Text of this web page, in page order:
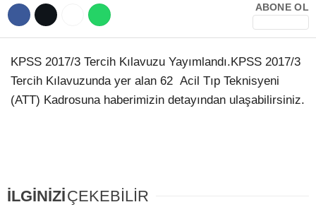
WhatsApp İhbar
Facebook
İLANLAR
ABONE OL
KPSS 2017/3 Tercih Kılavuzu Yayımlandı.KPSS 2017/3
Tercih Kılavuzunda yer alan 62 Acil Tıp Teknisyeni
(ATT) Kadrosuna haberimizin detayından ulaşabilirsiniz.
İLGİNİZİÇEKEBİLİR